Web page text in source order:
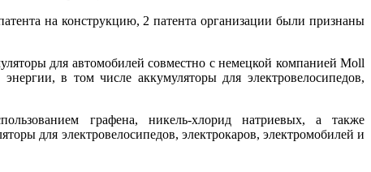
на конструкцию, 2 патента организации были признаны
для автомобилей совместно с немецкой компанией Moll
в том числе аккумуляторы для электровелосипедов,
графена, никель-хлорид натриевых, а также
для электровелосипедов, электрокаров, электромобилей и